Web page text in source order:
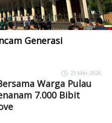
Generasi
25 Mei 2026
Warga Pulau
7.000 Bibit